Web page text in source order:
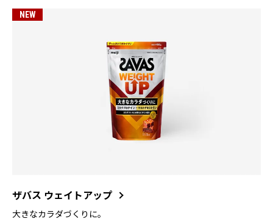
NEW
ザバス ウェイトアップ
大きなカラダづくりに。